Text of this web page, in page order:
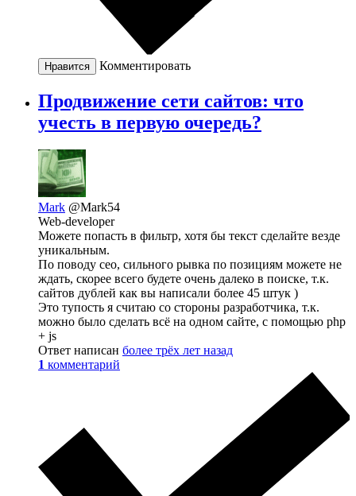
Нравится Комментировать
Продвижение сети сайтов: что
учесть в первую очередь?
Mark @Mark54
Web-developer
Можете попасть в фильтр, хотя бы текст сделайте везде
уникальным.
По поводу сео, сильного рывка по позициям можете не
ждать, скорее всего будете очень далеко в поиске, т.к.
сайтов дублей как вы написали более 45 штук )
Это тупость я считаю со стороны разработчика, т.к.
можно было сделать всё на одном сайте, с помощью php
+ js
Ответ написан более трёх лет назад
1 комментарий